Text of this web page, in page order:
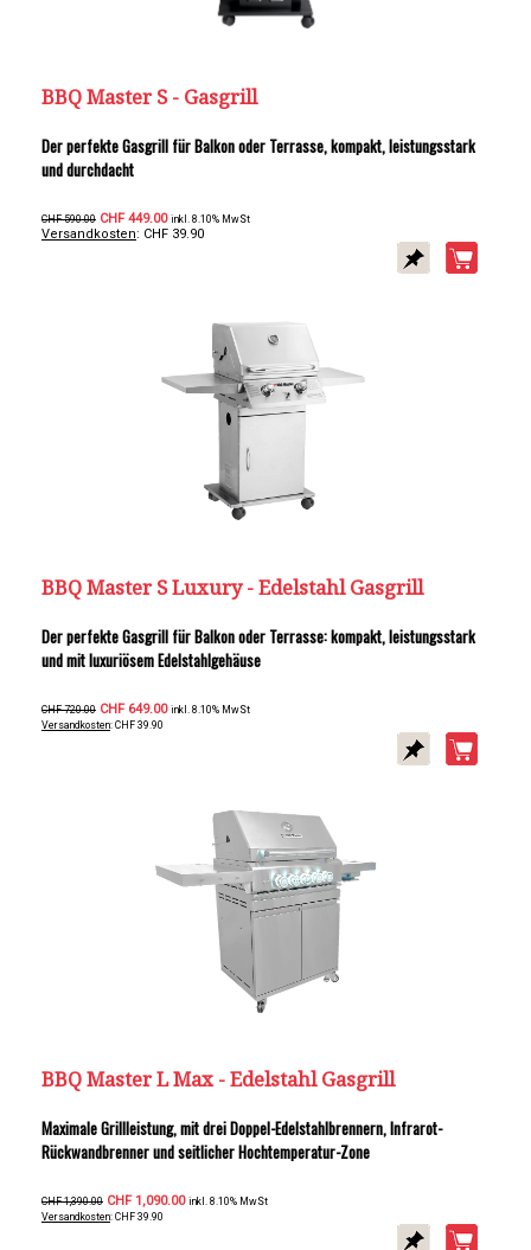
BBQ Master S - Gasgrill
Der perfekte Gasgrill für Balkon oder Terrasse, kompakt, leistungsstark
und durchdacht
CHF 590.00 CHF 449.00 inkl. 8.10% MwSt
Versandkosten: CHF 39.90
BBQ Master S Luxury - Edelstahl Gasgrill
Der perfekte Gasgrill für Balkon oder Terrasse: kompakt, leistungsstark
und mit luxuriösem Edelstahlgehäuse
CHF 720.00 CHF 649.00 inkl. 8.10% MwSt
Versandkosten: CHF 39.90
BBQ Master L Max - Edelstahl Gasgrill
Maximale Grillleistung, mit drei Doppel-Edelstahlbrennern, Infrarot-
Rückwandbrenner und seitlicher Hochtemperatur-Zone
CHF 1,390.00 CHF 1,090.00 inkl. 8.10% MwSt
Versandkosten: CHF 39.90